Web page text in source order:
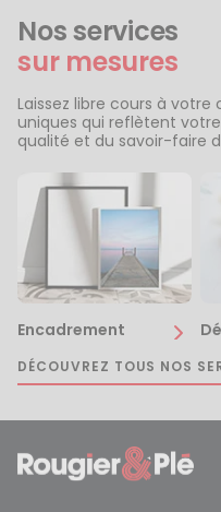
Nos services
sur mesures
Laissez libre cours à
uniques qui reflètent
qualité et du savoir-faire
Encadrement
DÉCOUVREZ TOUS NOS